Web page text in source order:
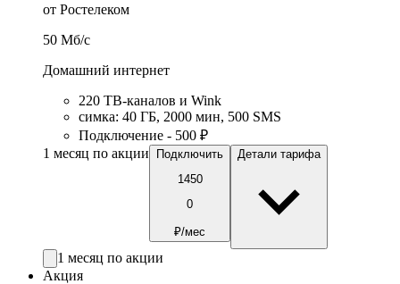
от Ростелеком
50 Мб/c
Домашний интернет
220 ТВ-каналов и Wink
симка: 40 ГБ, 2000 мин, 500 SMS
Подключение - 500 ₽
1 месяц по акции
Подключить
1450
0
₽/мес
Детали тарифа
1 месяц по акции
Акция